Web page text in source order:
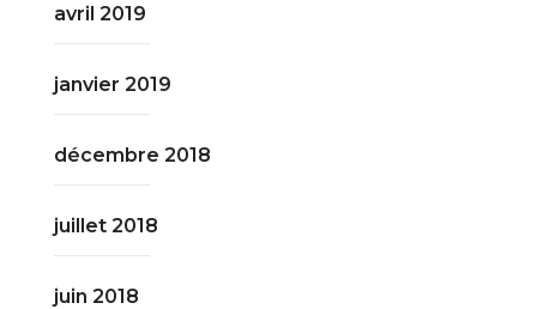
avril 2019
janvier 2019
décembre 2018
juillet 2018
juin 2018